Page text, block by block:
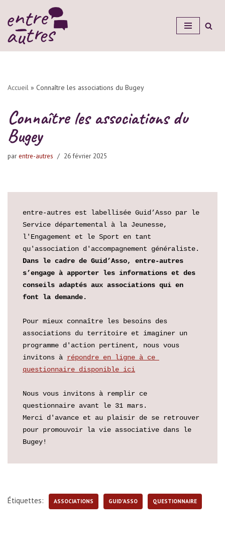
Aller
au
contenu
Accueil » Connaître les associations du Bugey
Connaître les associations du
Bugey
parentre-autres 26 février 2025
entre-autres est labellisée Guid’Asso par le
Service départemental à la Jeunesse,
l'Engagement et le Sport en tant
Dans le cadre de Guid’Asso, entre-autres
s’engage à apporter les informations et des
conseils adaptés aux associations qui en
font la demande.
Pour mieux connaître les besoins des
associations du territoire et imaginer un
programme d'action pertinent, nous vous
invitons à répondre en ligne à ce
questionnaire disponible ici
Nous vous invitons à remplir ce
questionnaire avant le 31 mars.
Merci d'avance et au plaisir de se retrouver
pour promouvoir la vie associative dans le
Bugey!
Étiquettes: ASSOCIATIONS GUID'ASSO QUESTIONNAIRE